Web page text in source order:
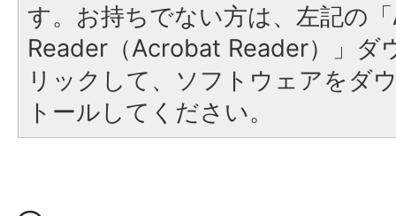
す。お持ちでない方は、左記の
Reader（Acrobat Reader）」ダ
リックして、ソフトウェアをダ
トールしてください。